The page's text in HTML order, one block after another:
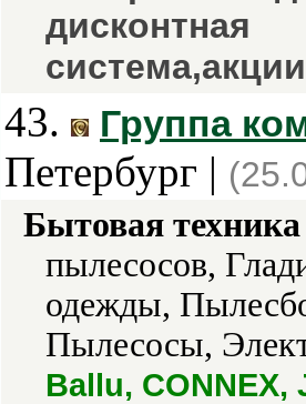
дисконтная
43. Группа
Петербург |
Бытовая
пылесосов,
одежды,
Пылесосы,
Ballu, CONNEX,